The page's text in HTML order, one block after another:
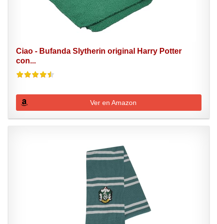
Ciao - Bufanda Slytherin original Harry Potter
con...
Ver en Amazon